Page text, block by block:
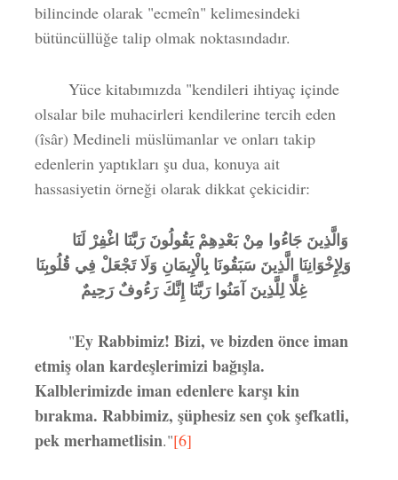
bilincinde olarak "ecmeîn" kelimesindeki
bütüncüllüğe talip olmak noktasındadır.
Yüce kitabımızda "kendileri ihtiyaç içinde
olsalar bile muhacirleri kendilerine tercih eden
(îsâr) Medineli müslümanlar ve onları takip
edenlerin yaptıkları şu dua, konuya ait
hassasiyetin örneği olarak dikkat çekicidir:
وَالَّذِينَ جَاءُوا مِنْ بَعْدِهِمْ يَقُولُونَ رَبَّنَا اغْفِرْ لَنَا
وَلِإِخْوَانِنَا الَّذِينَ سَبَقُونَا بِالْإِيمَانِ وَلَا تَجْعَلْ فِي قُلُوبِنَا
غِلًّا لِلَّذِينَ آمَنُوا رَبَّنَا إِنَّكَ رَءُوفٌ رَحِيمٌ
"Ey Rabbimiz! Bizi, ve bizden önce iman
etmiş olan kardeşlerimizi bağışla.
Kalblerimizde iman edenlere karşı kin
bırakma. Rabbimiz, şüphesiz sen çok şefkatli,
pek merhametlisin."[6]